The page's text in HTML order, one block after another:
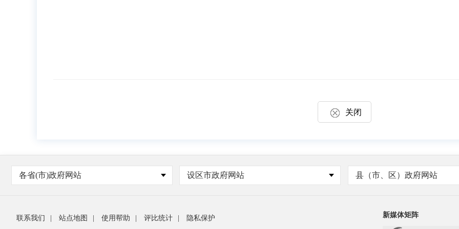
关闭
各省(市)政府网站 设区市政府网站 县（市、区）政府网站
联系我们 站点地图 使用帮助 评比统计 隐私保护 新媒体矩阵